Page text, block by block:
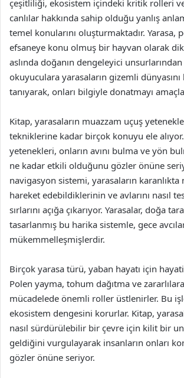
çeşitliliği, ekosistem içindeki kritik rolleri
canlılar hakkında sahip olduğu yanlış
temel konularını oluşturmaktadır. Yarasa,
efsaneye konu olmuş bir hayvan olarak
aslında doğanın dengeleyici
okuyuculara yarasaların gizemli dünyasını
tanıyarak, onları bilgiyle donatmayı
Kitap, yarasaların muazzam uçuş
tekniklerine kadar birçok konuyu ele
yetenekleri, onların avını bulma ve yön
ne kadar etkili olduğunu gözler önüne
navigasyon sistemi, yarasaların karanlıkta
hareket edebildiklerinin ve avlarını nasıl
sırlarını açığa çıkarıyor. Yarasalar, doğa
tasarlanmış bu harika sistemle, gece
mükemmelleşmişlerdir.
Birçok yarasa türü, yaban hayatı için
Polen yayma, tohum dağıtma ve
mücadelede önemli roller üstlenirler. Bu
ekosistem dengesini korurlar. Kitap,
nasıl sürdürülebilir bir çevre için kilit bir
geldiğini vurgulayarak insanların onları
gözler önüne seriyor.